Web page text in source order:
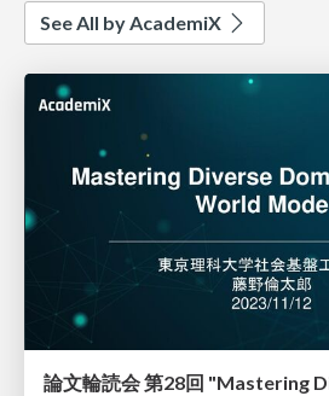
See All by AcademiX